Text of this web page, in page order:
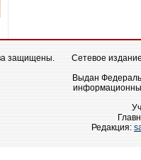
защищены.
Сетевое
Выдан
Редакция: